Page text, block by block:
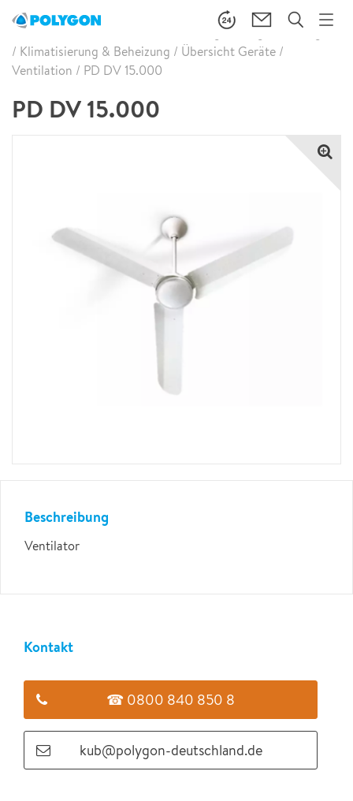
Brandschaden Wasserschaden Leckageortung/
Leistungen
/ Klimatisierung & Beheizung / Übersicht Geräte /
Ventilation / PD DV 15.000
PD DV 15.000
Beschreibung
Ventilator
Kontakt
☎ 0800 840 850 8
kub@polygon-deutschland.de